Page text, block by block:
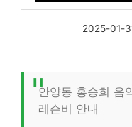
2025-01-
안양동 홍승희 음
레슨비 안내